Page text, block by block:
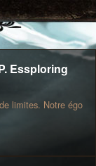
Essploring
limites. Notre égo